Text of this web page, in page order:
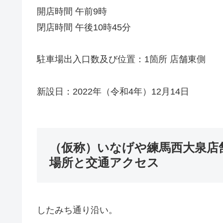
開店時間 午前9時
閉店時間 午後10時45分
駐車場出入口数及び位置：1箇所 店舗東側
新設日：2022年（令和4年）12月14日
（仮称）いなげや練馬西大泉店
場所と交通アクセス
したみち通り沿い。